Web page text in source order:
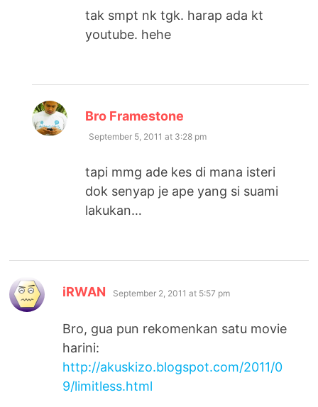
tak smpt nk tgk. harap ada kt
youtube. hehe
Bro Framestone
September 5, 2011 at 3:28 pm
tapi mmg ade kes di mana isteri
dok senyap je ape yang si suami
lakukan…
iRWAN says:
September 2, 2011 at 5:57 pm
Bro, gua pun rekomenkan satu movie
harini:
http://akuskizo.blogspot.com/2011/0
9/limitless.html